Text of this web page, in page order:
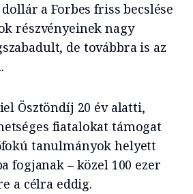
a Forbes friss becslése
részvényeinek nagy
de továbbra is az
Ösztöndíj 20 év alatti,
fiatalokat támogat
tanulmányok helyett
fogjanak – közel 100 ezer
a célra eddig.